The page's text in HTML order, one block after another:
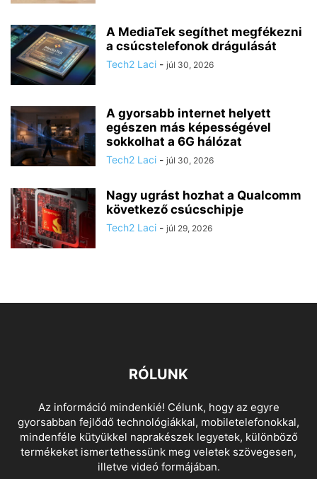
A MediaTek segíthet megfékezni
a csúcstelefonok drágulását
Tech2 Laci - júl 30, 2026
A gyorsabb internet helyett
egészen más képességével
sokkolhat a 6G hálózat
Tech2 Laci - júl 30, 2026
Nagy ugrást hozhat a Qualcomm
következő csúcschipje
Tech2 Laci - júl 29, 2026
RÓLUNK
Az információ mindenkié! Célunk, hogy az egyre
gyorsabban fejlődő technológiákkal, mobiletelefonokkal,
mindenféle kütyükkel naprakészek legyetek, különböző
termékeket ismertethessünk meg veletek szövegesen,
illetve videó formájában.